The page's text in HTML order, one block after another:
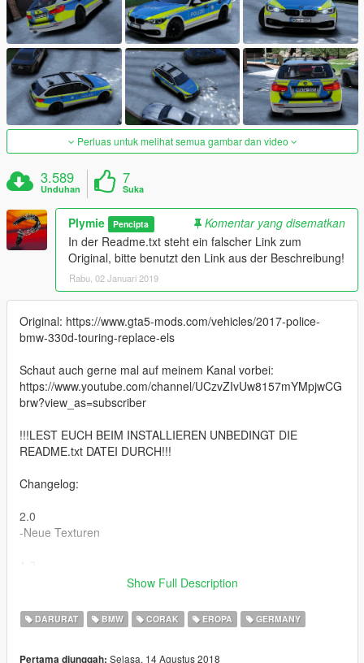
Perluas untuk melihat semua gambar dan video
3.589
Unduhan
7
Suka
Plymie Pencipta
Komentar yang disematkan
In der Readme.txt steht ein falscher Link zum
Original, bitte benutzt den Link aus der Beschreibung!
Rabu, 02 Januari 2019
Original: https://www.gta5-mods.com/vehicles/2017-police-
bmw-330d-touring-replace-els
Schaut auch gerne mal auf meinem Kanal vorbei:
https://www.youtube.com/channel/UCzvZIvUw8157mYMpjwCG
brw?view_as=subscriber
!!!LEST EUCH BEIM INSTALLIEREN UNBEDINGT DIE
README.txt DATEI DURCH!!!
Changelog:
2.0
-Neue Texturen
-Die Fensterscheiben wurden gefixt und sind nun
1.1
Show Full Description
DARURAT BMW CORAK EROPA GERMANY
Pertama diunggah: Selasa, 14 Agustus 2018